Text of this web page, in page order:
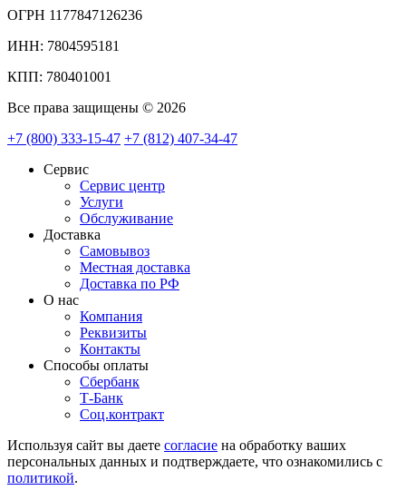
ОГРН 1177847126236
ИНН: 7804595181
КПП: 780401001
Все права защищены © 2026
+7 (800) 333-15-47 +7 (812) 407-34-47
Сервис
Сервис центр
Услуги
Обслуживание
Доставка
Самовывоз
Местная доставка
Доставка по РФ
О нас
Компания
Реквизиты
Контакты
Cпособы оплаты
Сбербанк
Т-Банк
Соц.контракт
Используя сайт вы даете согласие на обработку ваших
персональных данных и подтверждаете, что ознакомились с
политикой.